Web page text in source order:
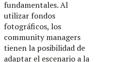
fundamentales. Al
utilizar fondos
fotográficos, los
community managers
tienen la posibilidad de
adaptar el escenario a la